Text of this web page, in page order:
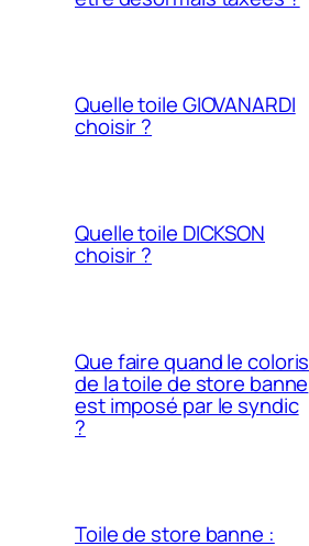
Quelle toile GIOVANARDI
choisir ?
Quelle toile DICKSON
choisir ?
Que faire quand le coloris
de la toile de store banne
est imposé par le syndic
?
Toile de store banne :